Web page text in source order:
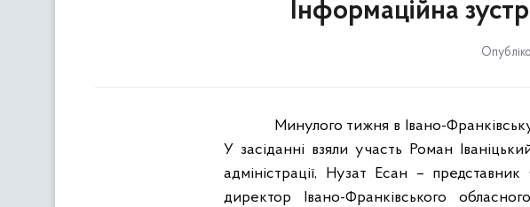
Інформаційна
Минулого тижня в Івано-
У засіданні взяли участь Роман
адміністрації, Нузат Есан –
директор Івано-Франківського